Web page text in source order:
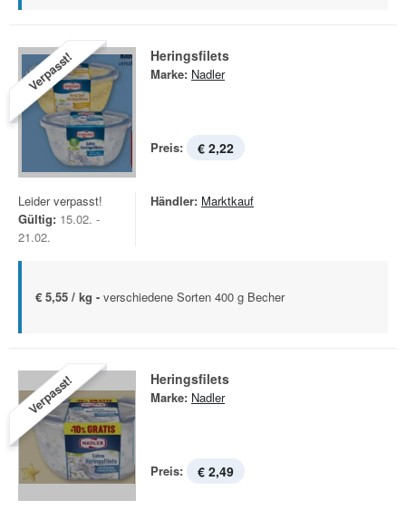
Verpasst! Heringsfilets
Marke: Nadler
Preis: € 2,22
Leider verpasst!
Gültig: 15.02. -
21.02.
Händler: Marktkauf
€ 5,55 / kg - verschiedene Sorten 400 g Becher
Verpasst! Heringsfilets
Marke: Nadler
Preis: € 2,49